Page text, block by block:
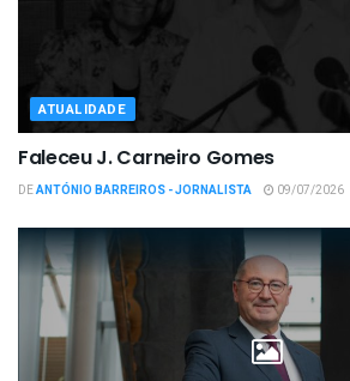
ATUALIDADE
Faleceu J. Carneiro Gomes
DEANTÓNIO BARREIROS - JORNALISTA 09/07/2026